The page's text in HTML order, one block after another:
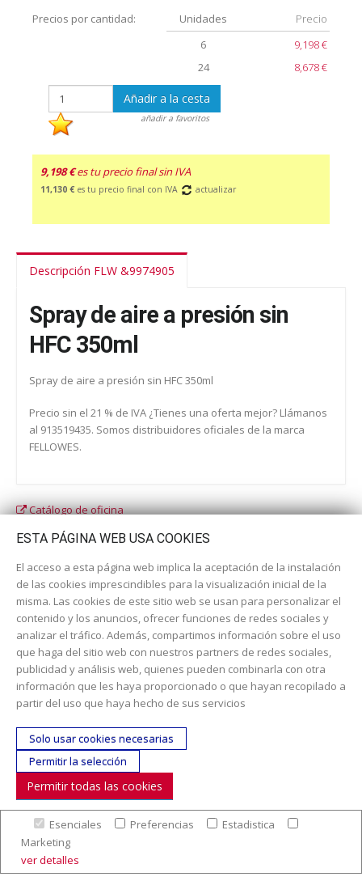
Precios por cantidad:
Unidades
Precio
6
9,198 €
24
8,678 €
Añadir a la cesta
añadir a favoritos
9,198 € es tu precio final sin IVA
11,130 € es tu precio final con IVA actualizar
Descripción FLW &9974905
Spray de aire a presión sin
HFC 350ml
Spray de aire a presión sin HFC 350ml
Precio sin el 21 % de IVA ¿Tienes una oferta mejor? Llámanos
al 913519435. Somos distribuidores oficiales de la marca
FELLOWES.
Catálogo de oficina
Dirección:c/ Cercedilla nº 14, 28925 Alcorcón
Email:contacta aquí
Teléfono:913519435
SÍGUENOS
© Copyright 2017. Todos los derechos reservados. |Nuestra
empresa|Aviso legal
preparación y envío
ESTA PÁGINA WEB USA COOKIES
El acceso a esta página web implica la aceptación de la instalación
de las cookies imprescindibles para la visualización inicial de la
misma. Las cookies de este sitio web se usan para personalizar el
contenido y los anuncios, ofrecer funciones de redes sociales y
analizar el tráfico. Además, compartimos información sobre el uso
que haga del sitio web con nuestros partners de redes sociales,
publicidad y análisis web, quienes pueden combinarla con otra
información que les haya proporcionado o que hayan recopilado a
partir del uso que haya hecho de sus servicios
Solo usar cookies necesarias
Permitir la selección
Permitir todas las cookies
Esenciales Preferencias
Estadistica
Marketing
ver detalles